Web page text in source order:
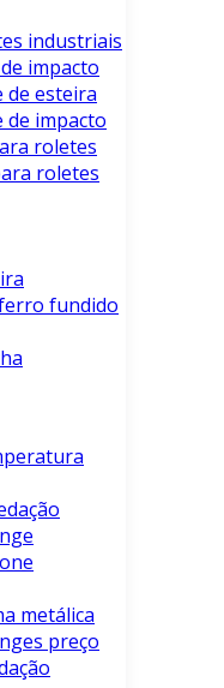
industriais
impacto
de esteira
de impacto
roletes
roletes
fundido
metálica
preço